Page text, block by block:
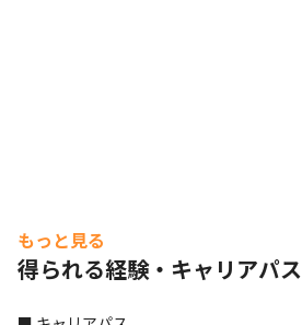
もっと見る
得られる経験・キャリアパス